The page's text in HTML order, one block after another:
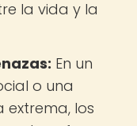
la vida y la
En un
o una
extrema, los